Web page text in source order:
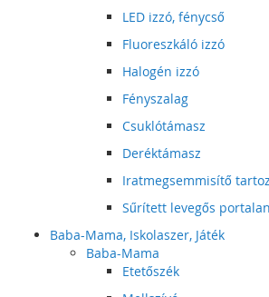
LED izzó, fénycső
Fluoreszkáló izzó
Halogén izzó
Fényszalag
Csuklótámasz
Deréktámasz
Iratmegsemmisítő
Sűrített levegős
Baba-Mama, Iskolaszer, Játék
Baba-Mama
Etetőszék